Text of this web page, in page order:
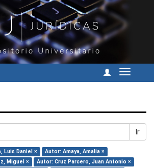
Cambiar
Ir
Luis Daniel ×
Autor: Amaya, Amalia ×
Miguel ×
Autor: Cruz Parcero, Juan Antonio ×